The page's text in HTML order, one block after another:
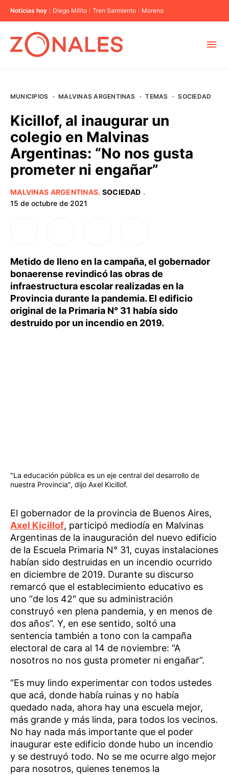
Noticias hoy Diego Milito Tren Sarmiento Moreno
BUENOS AIRES
PROVINCIAS
ELECCIONES 2023
MUNICIPIOS · MALVINAS ARGENTINAS · TEMAS · SOCIEDAD
Kicillof, al inaugurar un
colegio en Malvinas
Argentinas: “No nos gusta
prometer ni engañar”
MALVINAS ARGENTINAS. SOCIEDAD ·
15 de octubre de 2021
Metido de lleno en la campaña, el gobernador
bonaerense revindicó las obras de
infraestructura escolar realizadas en la
Provincia durante la pandemia. El edificio
original de la Primaria N° 31 había sido
destruido por un incendio en 2019.
"La educación pública es un eje central del desarrollo de
nuestra Provincia", dijo Axel Kicillof.
El gobernador de la provincia de Buenos Aires,
Axel Kicillof, participó mediodía en Malvinas
Argentinas de la inauguración del nuevo edificio
de la Escuela Primaria N° 31, cuyas instalaciones
habían sido destruidas en un incendio ocurrido
en diciembre de 2019. Durante su discurso
remarcó que el establecimiento educativo es
uno “de los 42″ que su administración
construyó «en plena pandemia, y en menos de
dos años”. Y, en ese sentido, soltó una
sentencia también a tono con la campaña
electoral de cara al 14 de noviembre: “A
nosotros no nos gusta prometer ni engañar”.
“Es muy lindo experimentar con todos ustedes
que acá, donde había ruinas y no había
quedado nada, ahora hay una escuela mejor,
más grande y más linda, para todos los vecinos.
No hay nada más importante que el poder
inaugurar este edificio donde hubo un incendio
y se destruyó todo. No se me ocurre algo mejor
para nosotros, quienes tenemos la